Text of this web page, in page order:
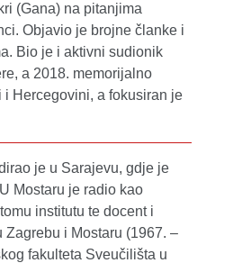
(Gana) na pitanjima
Objavio je brojne članke i
Bio je i aktivni sudionik
a 2018. memorijalno
Hercegovini, a fokusiran je
je u Sarajevu, gdje je
Mostaru je radio kao
institutu te docent i
i Mostaru (1967. –
fakulteta Sveučilišta u